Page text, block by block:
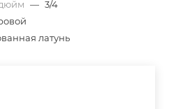
— 3/4
латунь